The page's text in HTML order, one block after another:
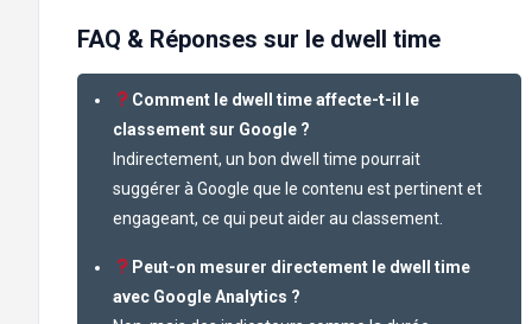
FAQ & Réponses sur le dwell time
Comment le dwell time affecte-t-il le
classement sur Google ?
Indirectement, un bon dwell time pourrait
suggérer à Google que le contenu est pertinent et
engageant, ce qui peut aider au classement.
Peut-on mesurer directement le dwell time
avec Google Analytics ?